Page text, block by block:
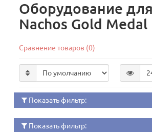
Оборудование для
Nachos Gold Medal
Сравнение товаров (0)
Показать фильтр:
Показать фильтр: